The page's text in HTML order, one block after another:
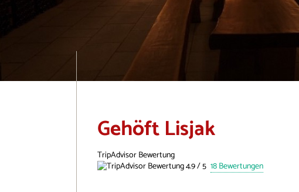
Gehöft Lisjak
TripAdvisor Bewertung
18 Bewertungen